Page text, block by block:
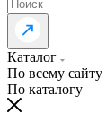
Каталог
По всему сайту
По каталогу